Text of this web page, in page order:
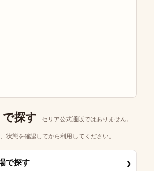
探す セリア公式通販ではありません。
状態を確認してから利用してください。
で探す ›